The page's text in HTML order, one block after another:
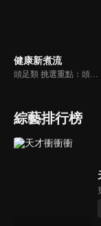
健康新煮流
頭足類 挑選重點：頭足類利用清洗時去除內臟可以降低膽固醇的攝取。挑選雙眼清澈明亮，眼球稍微凸出，肉質結實有彈性為佳。身體具透明感，觸腕或是吸盤一碰到活體就會吸附住便是新鮮的。
綜藝排行榜